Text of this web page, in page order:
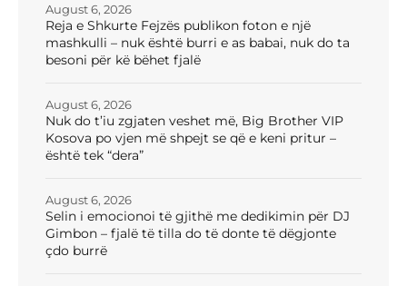
Reja e Shkurte Fejzës publikon foton e një
mashkulli – nuk është burri e as babai, nuk do ta
besoni për kë bëhet fjalë
August 6, 2026
Nuk do t’iu zgjaten veshet më, Big Brother VIP
Kosova po vjen më shpejt se që e keni pritur –
është tek “dera”
August 6, 2026
Selin i emocionoi të gjithë me dedikimin për DJ
Gimbon – fjalë të tilla do të donte të dëgjonte
çdo burrë
August 6, 2026